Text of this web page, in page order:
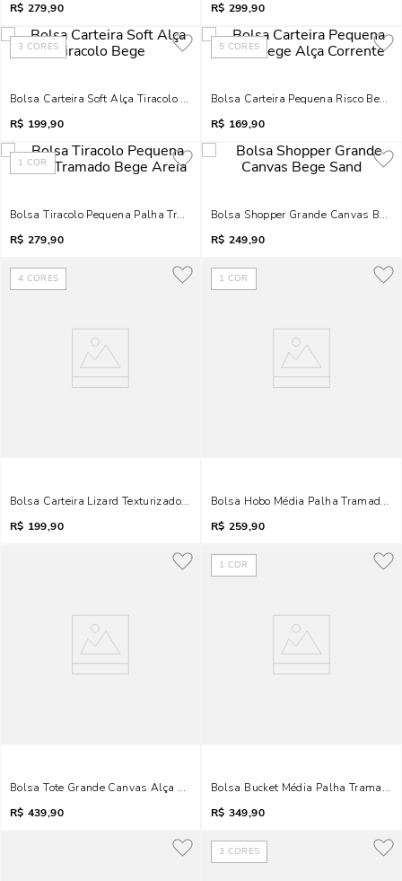
R$ 279,90
R$ 299,90
3 CORES
Bolsa Carteira Soft Alça Tiracolo Bege
R$ 199,90
5 CORES
Bolsa Carteira Pequena Risco Bege
R$ 169,90
1 COR
Bolsa Tiracolo Pequena Palha Tramado Bege Areia
R$ 279,90
Bolsa Shopper Grande Canvas Bege
R$ 249,90
4 CORES
Bolsa Carteira Lizard Texturizado Bege Alça Corrente
R$ 199,90
1 COR
Bolsa Hobo Média Palha Tramado
R$ 259,90
Bolsa Tote Grande Canvas Alça Transversal Bege Areia
R$ 439,90
1 COR
Bolsa Bucket Média Palha Tramado
R$ 349,90
3 CORES